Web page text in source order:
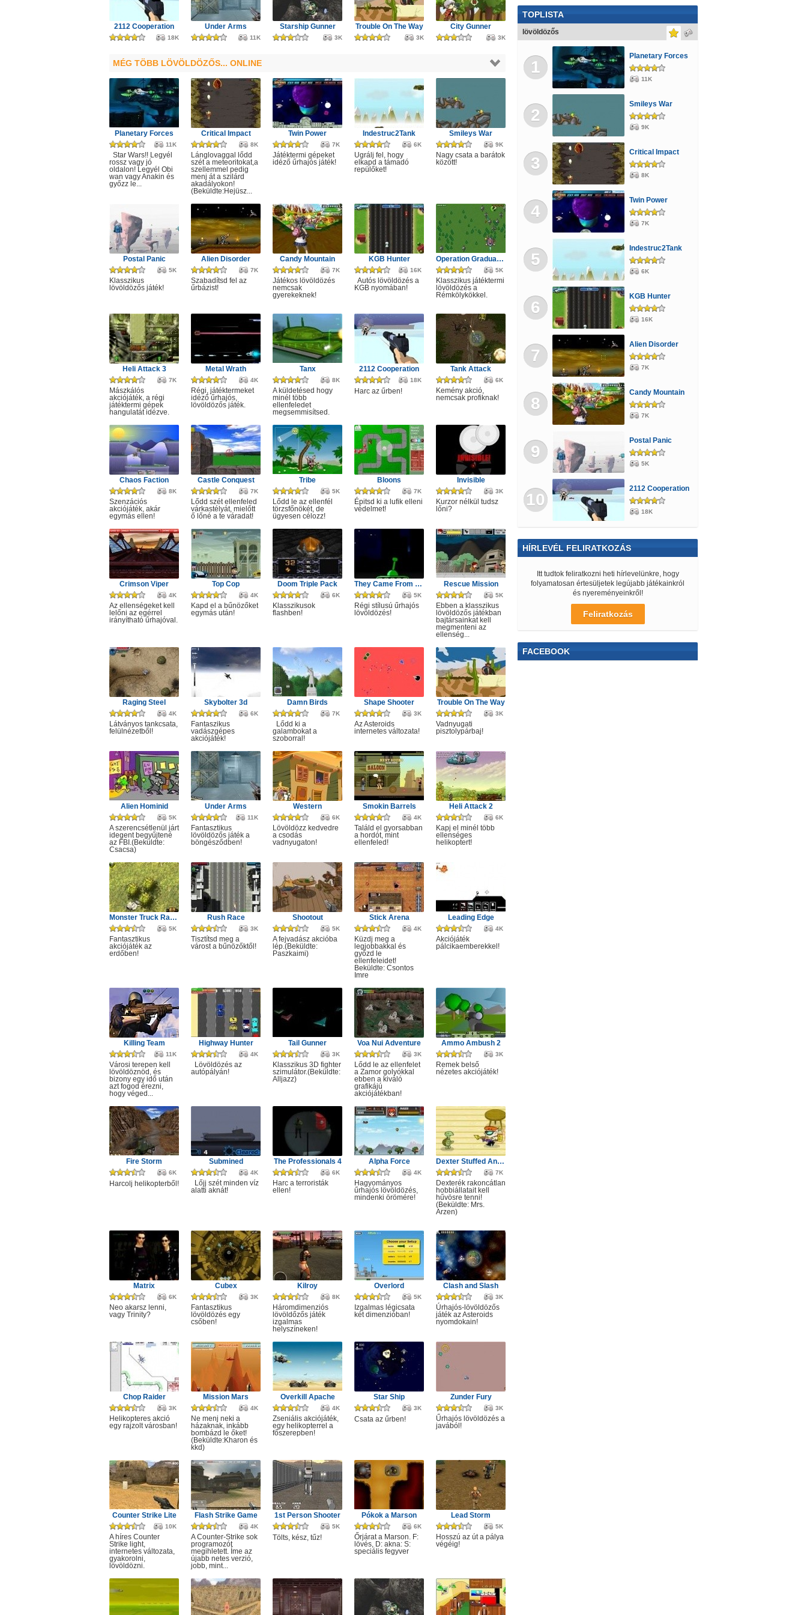
2112 Cooperation
18K
Under Arms
11K
Starship Gunner
3K
Trouble On The Way
3K
City Gunner
3K
MÉG TÖBB LÖVÖLDÖZŐS... ONLINE
Planetary Forces
11K
Star Wars!! Legyél
rossz vagy jó
oldalon! Legyél Obi
wan vagy Anakin és
győzz le...
Critical Impact
8K
Lánglovaggal lődd
szét a meteoritokat,a
szellemmel pedig
menj át a szilárd
akadályokon!
(Beküldte:Hejüsz...
Twin Power
7K
Játéktermi gépeket
idéző űrhajós játék!
Indestruc2Tank
6K
Ugrálj fel, hogy
elkapd a támadó
repülőket!
Smileys War
9K
Nagy csata a barátok
között!
Postal Panic
5K
Klasszikus
lövöldözős játék!
Alien Disorder
7K
Szabadítsd fel az
űrbázist!
Candy Mountain
7K
Játékos lövöldözés
nemcsak
gyerekeknek!
KGB Hunter
16K
Autós lövöldözés a
KGB nyomában!
Operation Graduates
5K
Klasszikus játéktermi
lövöldözés a
Rémkölykökkel.
Heli Attack 3
7K
Mászkálós
akciójáték, a régi
játéktermi gépek
hangulatát idézve.
Metal Wrath
4K
Régi, játéktermeket
idéző űrhajós,
lövöldözős játék.
Tanx
8K
A küldetésed hogy
minél több
ellenfeledet
megsemmisítsed.
2112 Cooperation
18K
Harc az űrben!
Tank Attack
6K
Kemény akció,
nemcsak profiknak!
Chaos Faction
8K
Szenzációs
akciójáték, akár
egymás ellen!
Castle Conquest
7K
Lődd szét ellenfeled
várkastélyát, mielőtt
ő lőné a te váradat!
Tribe
5K
Lődd le az ellenfél
törzsfőnökét, de
ügyesen célozz!
Bloons
7K
Épitsd ki a lufik elleni
védelmet!
Invisible
3K
Kurzor nélkül tudsz
lőni?
Crimson Viper
4K
Az ellenségeket kell
lelőni az egérrel
irányítható űrhajóval.
Top Cop
4K
Kapd el a bűnözőket
egymás után!
Doom Triple Pack
6K
Klasszikusok
flashben!
They Came From Space
5K
Régi stílusú űrhajós
lövöldözés!
Rescue Mission
5K
Ebben a klasszikus
lövöldözős játékban
bajtársainkat kell
megmenteni az
ellenség...
Raging Steel
4K
Látványos tankcsata,
felülnézetből!
Skybolter 3d
6K
Fantaszikus
vadászgépes
akciójáték!
Damn Birds
7K
Lődd ki a
galambokat a
szoborral!
Shape Shooter
3K
Az Asteroids
internetes változata!
Trouble On The Way
3K
Vadnyugati
pisztolypárbaj!
Alien Hominid
5K
A szerencsétlenül járt
idegent begyűjtené
az FBI.(Beküldte:
Csacsa)
Under Arms
11K
Fantasztikus
lövöldözős játék a
böngésződben!
Western
6K
Lövöldözz kedvedre
a csodás
vadnyugaton!
Smokin Barrels
4K
Találd el gyorsabban
a hordót, mint
ellenfeled!
Heli Attack 2
6K
Kapj el minél több
ellenséges
helikoptert!
Monster Truck Rampage
5K
Fantasztikus
akciójáték az
erdőben!
Rush Race
3K
Tisztítsd meg a
várost a bűnözőktől!
Shootout
5K
A fejvadász akcióba
lép.(Beküldte:
Paszkaimi)
Stick Arena
4K
Küzdj meg a
legjobbakkal és
győzd le
ellenfeleidet!
Beküldte: Csontos
Imre
Leading Edge
4K
Akciójáték
pálcikaemberekkel!
Killing Team
11K
Városi terepen kell
lövöldöznöd, és
bizony egy idő után
azt fogod érezni,
hogy véged...
Highway Hunter
4K
Lövöldözés az
autópályán!
Tail Gunner
3K
Klasszikus 3D fighter
szimulátor.(Beküldte:
Alljazz)
Voa Nui Adventure
3K
Lődd le az ellenfelet
a Zamor golyókkal
ebben a kiváló
grafikájú
akciójátékban!
Ammo Ambush 2
3K
Remek belső
nézetes akciójáték!
Fire Storm
6K
Harcolj helikopterből!
Submined
4K
Lőjj szét minden víz
alatti aknát!
The Professionals 4
6K
Harc a terroristák
ellen!
Alpha Force
4K
Hagyományos
űrhajós lövöldözés,
mindenki örömére!
Dexter Stuffed Animals
7K
Dexterék rakoncátlan
hobbiállatait kell
hűvösre tenni!
(Beküldte: Mrs.
Arzen)
Matrix
6K
Neo akarsz lenni,
vagy Trinity?
Cubex
3K
Fantasztikus
lövöldözés egy
csőben!
Kilroy
8K
Háromdimenziós
lövöldőzős játék
izgalmas
helyszíneken!
Overlord
5K
Izgalmas légicsata
két dimenzióban!
Clash and Slash
3K
Úrhajós-lövöldözős
játék az Asteroids
nyomdokain!
Chop Raider
3K
Helikopteres akció
egy rajzolt városban!
Mission Mars
4K
Ne menj neki a
házaknak, inkább
bombázd le őket!
(Beküldte:Kharon és
kkd)
Overkill Apache
4K
Zseniális akciójáték,
egy helikopterrel a
főszerepben!
Star Ship
3K
Csata az űrben!
Zunder Fury
3K
Űrhajós lövöldözés a
javából!
Counter Strike Lite
10K
A híres Counter
Strike light,
internetes változata,
gyakorolni,
lövöldözni.
Flash Strike Game
4K
A Counter-Strike sok
programozót
megihletett. Íme az
újabb netes verzió,
jobb, mint...
1st Person Shooter
5K
Tölts, kész, tűz!
Pókok a Marson
6K
Őrjárat a Marson. F:
lövés, D: akna: S:
speciális fegyver
Lead Storm
5K
Hosszú az út a pálya
végéig!
TOPLISTA
lövöldözős
1
Planetary Forces
11K
2
Smileys War
9K
3
Critical Impact
8K
4
Twin Power
7K
5
Indestruc2Tank
6K
6
KGB Hunter
16K
7
Alien Disorder
7K
8
Candy Mountain
7K
9
Postal Panic
5K
10
2112 Cooperation
18K
HÍRLEVÉL FELIRATKOZÁS
Itt tudtok feliratkozni heti hírlevelünkre, hogy
folyamatosan értesüljetek legújabb játékainkról
és nyereményeinkről!
Feliratkozás
FACEBOOK